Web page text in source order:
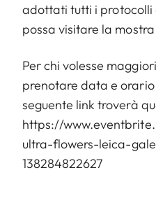
adottati tutti i protocolli
possa visitare la
Per chi volesse
prenotare data e
seguente link troverà
https://
ultra-flowers-leica-
138284822627